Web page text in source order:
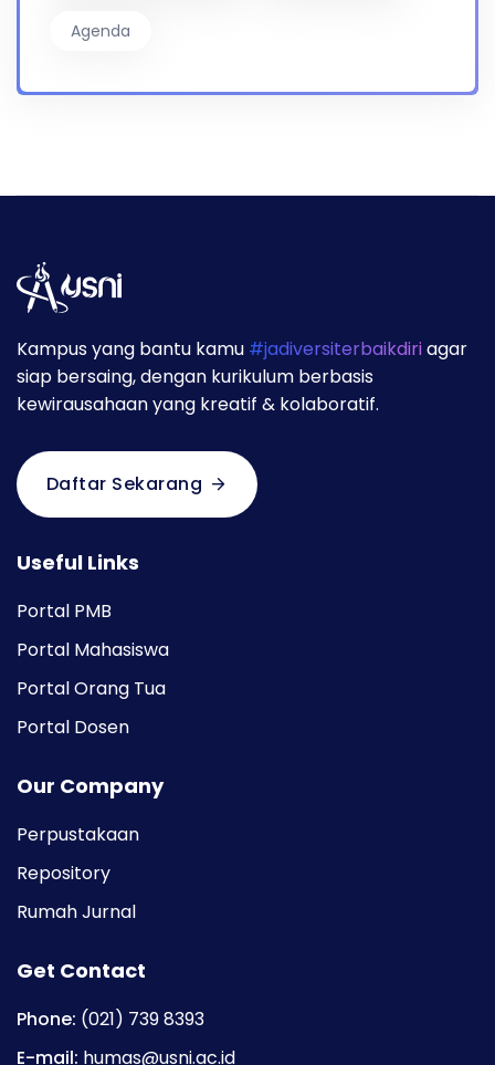
Agenda
Kampus yang bantu kamu #jadiversiterbaikdiriagar
siap bersaing, dengan kurikulum berbasis
kewirausahaan yang kreatif & kolaboratif.
Daftar Sekarang
Useful Links
Portal PMB
Portal Mahasiswa
Portal Orang Tua
Portal Dosen
Our Company
Perpustakaan
Repository
Rumah Jurnal
Get Contact
Phone: (021) 739 8393
E-mail: humas@usni.ac.id